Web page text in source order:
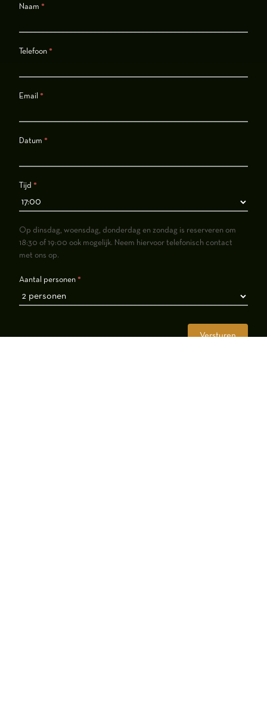
Reserveren
Naam *
Telefoon*
Email *
Datum *
Tijd *
Op dinsdag, woensdag, donderdag en zondag is reserveren om
18:30 of 19:00 ook mogelijk. Neem hiervoor telefonisch contact
met ons op.
Aantal personen*
Versturen
If
are
human,
this
field